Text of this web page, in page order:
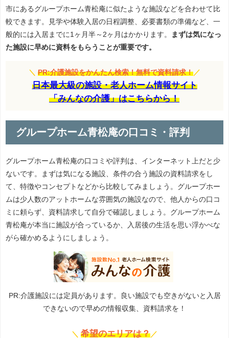
市にあるグループホーム青松庵に似たような施設などを合わせて比
較できます。見学や体験入居の日程調整、必要書類の準備など、一
般的には入居までに1ヶ月半～2ヶ月はかかります。
まずは気になっ
た施設に早めに資料をもらうことが重要です。
＼ PR:介護施設をかんたん検索！無料で資料請求！ ／
日本最大級の施設・老人ホーム情報サイト
「みんなの介護」はこちらから！
グループホーム青松庵の口コミ・評判
グループホーム青松庵の口コミや評判は、インターネット上だと少
ないです。まずは気になる施設、条件の合う施設の資料請求をし
て、特徴やコンセプトなどから比較してみましょう。グループホー
ムは少人数のアットホームな雰囲気の施設なので、他人からの口コ
ミに頼らず、資料請求して自分で確認しましょう。グループホーム
青松庵が本当に施設が合っているか、入居後の生活を思い浮かべな
がら確かめるようにしましょう。
PR:介護施設には定員があります。良い施設でも空きがないと入居
できないので早めの情報収集、資料請求を！
＼ 希望のエリアは？ ／